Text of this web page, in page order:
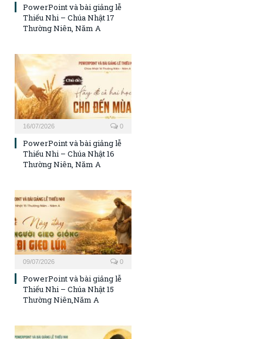
PowerPoint và bài giảng lễ
Thiếu Nhi – Chúa Nhật 17
Thường Niên, Năm A
16/07/2026 0
PowerPoint và bài giảng lễ
Thiếu Nhi – Chúa Nhật 16
Thường Niên, Năm A
09/07/2026 0
PowerPoint và bài giảng lễ
Thiếu Nhi – Chúa Nhật 15
Thường Niên,Năm A